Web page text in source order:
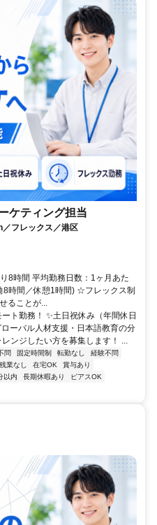
ケティング担当
フレックス／港区
8時間 平均勤務日数：1ヶ月あた
8時間／休憩1時間) ☆フレックス制
ることが...
ト勤務！ ✨土日祝休み（年間休日
ーバル人材支援・日本語教育の分
ンジしたい方を募集します！ ...
問 固定時間制 転勤なし
経験不問
残業なし 在宅OK
賞与あり
以内 長期休暇あり
ピアスOK